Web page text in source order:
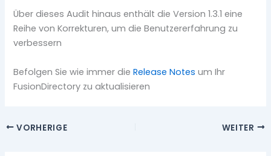
Über dieses Audit hinaus enthält die Version 1.3.1 eine
Reihe von Korrekturen, um die Benutzererfahrung zu
verbessern
Befolgen Sie wie immer dieRelease Notes um Ihr
FusionDirectory zu aktualisieren
VORHERIGE WEITER